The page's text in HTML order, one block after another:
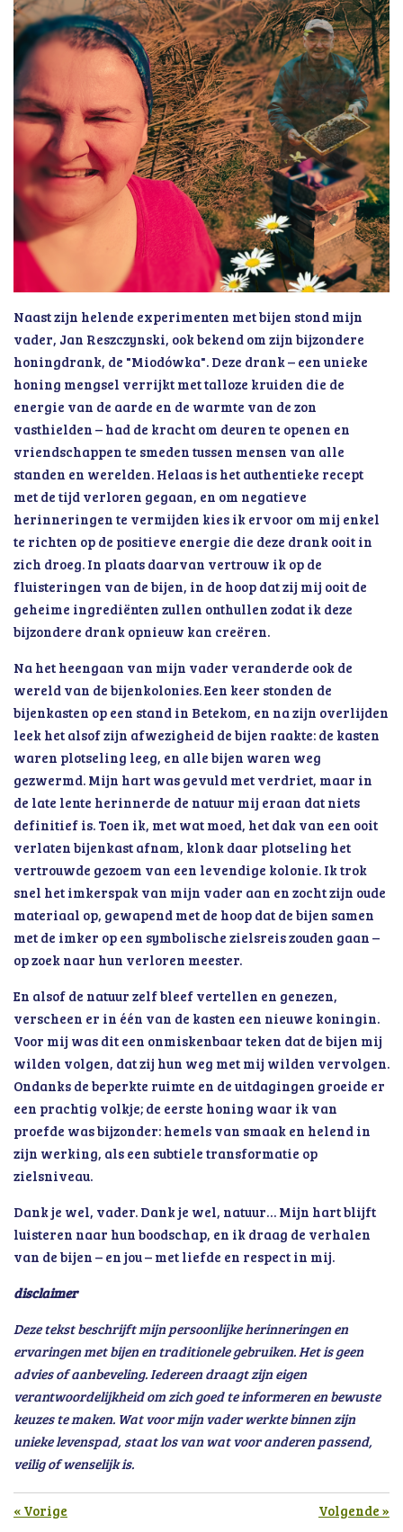
Naast zijn helende experimenten met bijen stond mijn
vader, Jan Reszczynski, ook bekend om zijn bijzondere
honingdrank, de "Miodówka". Deze drank – een unieke
honing mengsel verrijkt met talloze kruiden die de
energie van de aarde en de warmte van de zon
vasthielden – had de kracht om deuren te openen en
vriendschappen te smeden tussen mensen van alle
standen en werelden. Helaas is het authentieke recept
met de tijd verloren gegaan, en om negatieve
herinneringen te vermijden kies ik ervoor om mij enkel
te richten op de positieve energie die deze drank ooit in
zich droeg. In plaats daarvan vertrouw ik op de
fluisteringen van de bijen, in de hoop dat zij mij ooit de
geheime ingrediënten zullen onthullen zodat ik deze
bijzondere drank opnieuw kan creëren.
Na het heengaan van mijn vader veranderde ook de
wereld van de bijenkolonies. Een keer stonden de
bijenkasten op een stand in Betekom, en na zijn overlijden
leek het alsof zijn afwezigheid de bijen raakte: de kasten
waren plotseling leeg, en alle bijen waren weg
gezwermd. Mijn hart was gevuld met verdriet, maar in
de late lente herinnerde de natuur mij eraan dat niets
definitief is. Toen ik, met wat moed, het dak van een ooit
verlaten bijenkast afnam, klonk daar plotseling het
vertrouwde gezoem van een levendige kolonie. Ik trok
snel het imkerspak van mijn vader aan en zocht zijn oude
materiaal op, gewapend met de hoop dat de bijen samen
met de imker op een symbolische zielsreis zouden gaan –
op zoek naar hun verloren meester.
En alsof de natuur zelf bleef vertellen en genezen,
verscheen er in één van de kasten een nieuwe koningin.
Voor mij was dit een onmiskenbaar teken dat de bijen mij
wilden volgen, dat zij hun weg met mij wilden vervolgen.
Ondanks de beperkte ruimte en de uitdagingen groeide er
een prachtig volkje; de eerste honing waar ik van
proefde was bijzonder: hemels van smaak en helend in
zijn werking, als een subtiele transformatie op
zielsniveau.
Dank je wel, vader. Dank je wel, natuur… Mijn hart blijft
luisteren naar hun boodschap, en ik draag de verhalen
van de bijen – en jou – met liefde en respect in mij.
disclaimer
Deze tekst beschrijft mijn persoonlijke herinneringen en
ervaringen met bijen en traditionele gebruiken. Het is geen
advies of aanbeveling. Iedereen draagt zijn eigen
verantwoordelijkheid om zich goed te informeren en bewuste
keuzes te maken. Wat voor mijn vader werkte binnen zijn
unieke levenspad, staat los van wat voor anderen passend,
veilig of wenselijk is.
« Vorige Volgende »